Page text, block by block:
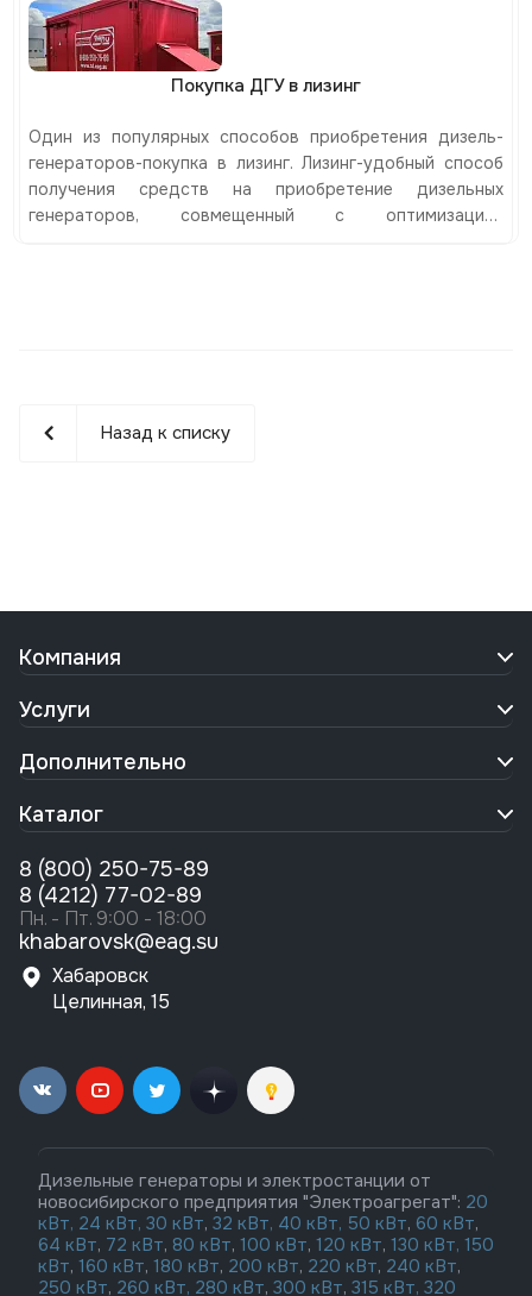
Покупка ДГУ в лизинг
Один из популярных способов приобретения дизель-
генераторов-покупка в лизинг. Лизинг-удобный способ
получения средств на приобретение дизельных
генераторов, совмещенный с оптимизацией
Назад к списку
Компания
Услуги
Дополнительно
Каталог
8 (800) 250-75-89
8 (4212) 77-02-89
Пн. - Пт. 9:00 - 18:00
khabarovsk@eag.su
Хабаровск
Целинная, 15
Дизельные генераторы и электростанции от
новосибирского предприятия "Электроагрегат": 20
кВт, 24 кВт, 30 кВт, 32 кВт, 40 кВт, 50 кВт, 60 кВт,
64 кВт, 72 кВт, 80 кВт, 100 кВт, 120 кВт, 130 кВт, 150
кВт, 160 кВт, 180 кВт, 200 кВт, 220 кВт, 240 кВт,
250 кВт, 260 кВт, 280 кВт, 300 кВт, 315 кВт, 320